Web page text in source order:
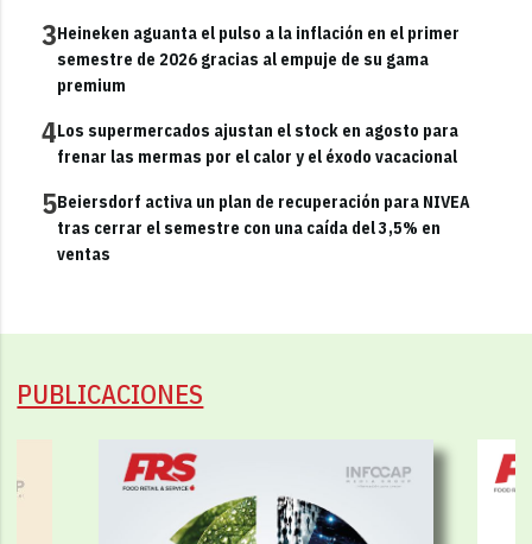
3Heineken aguanta el pulso a la inflación en el primer
semestre de 2026 gracias al empuje de su gama
premium
4Los supermercados ajustan el stock en agosto para
frenar las mermas por el calor y el éxodo vacacional
5Beiersdorf activa un plan de recuperación para NIVEA
tras cerrar el semestre con una caída del 3,5% en
ventas
PUBLICACIONES